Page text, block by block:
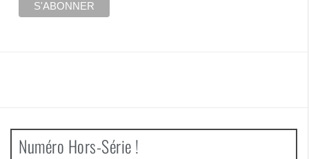
Numéro Hors-Série !